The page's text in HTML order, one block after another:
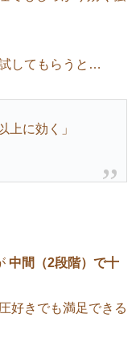
してもらうと…
上に効く」
中間（2段階）で十
好きでも満足できる